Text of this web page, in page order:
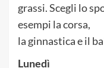
grassi. Scegli lo
esempi la corsa,
la ginnastica e il
Lunedì